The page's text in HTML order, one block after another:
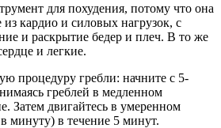
для похудения, потому что она
кардио и силовых нагрузок, с
и раскрытие бедер и плеч. В то же
и легкие.
процедуру гребли: начните с 5-
греблей в медленном
Затем двигайтесь в умеренном
минуту) в течение 5 минут.